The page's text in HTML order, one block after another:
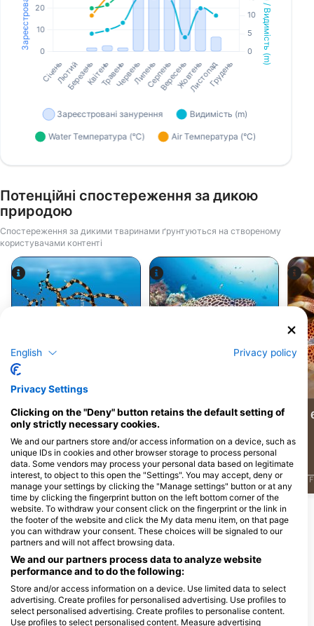
Потенційні спостереження за дикою
природою
Спостереження за дикими тваринами ґрунтуються на створеному
користувачами контенті
Alamy/Reinhard Dirscherl
10Спостереження
J F M A M J J A S O N D
5Спостереження
J F M A M J J A S O N D F
Дайвінг-центри обслуговують цей
дайвінг-сайт
SUBSEASON Diving Mali
Lošinj
English Privacy policy
Privacy Settings
Clicking on the "Deny" button retains the default setting of
only strictly necessary cookies.
We and our partners store and/or access information on a device, such as
unique IDs in cookies and other browser storage to process personal
data. Some vendors may process your personal data based on legitimate
interest, to object to this open the "Settings". You may accept, deny or
manage your settings by clicking the "Manage settings" button or at any
time by clicking the fingerprint button on the left bottom corner of the
website. To withdraw your consent click on the fingerprint or the link in
the footer of the website and click the My data menu item, on that page
you can withdraw your consent. These choices will be signaled to our
partners and will not affect browsing data.
We and our partners process data to analyze website
performance and to do the following:
Store and/or access information on a device. Use limited data to select
advertising. Create profiles for personalised advertising. Use profiles to
select personalised advertising. Create profiles to personalise content.
Use profiles to select personalised content. Measure advertising